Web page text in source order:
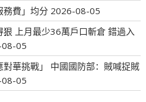
務費」均分 2026-08-05
上月最少36萬戶口斬倉 錯過入
05
華挑戰」 中國國防部：賊喊捉賊
05